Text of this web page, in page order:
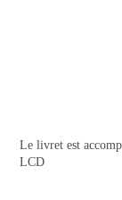
Le livret est
LCD